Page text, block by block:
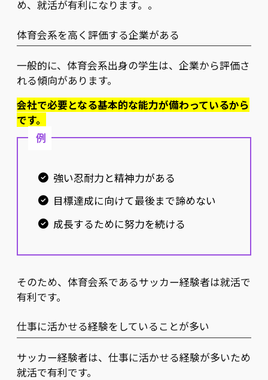
め、就活が有利になります。。
体育会系を高く評価する企業がある
一般的に、体育会系出身の学生は、企業から評価さ
れる傾向があります。
会社で必要となる基本的な能力が備わっているから
です。
例
強い忍耐力と精神力がある
目標達成に向けて最後まで諦めない
成長するために努力を続ける
そのため、体育会系であるサッカー経験者は就活で
有利です。
仕事に活かせる経験をしていることが多い
サッカー経験者は、仕事に活かせる経験が多いため
就活で有利です。